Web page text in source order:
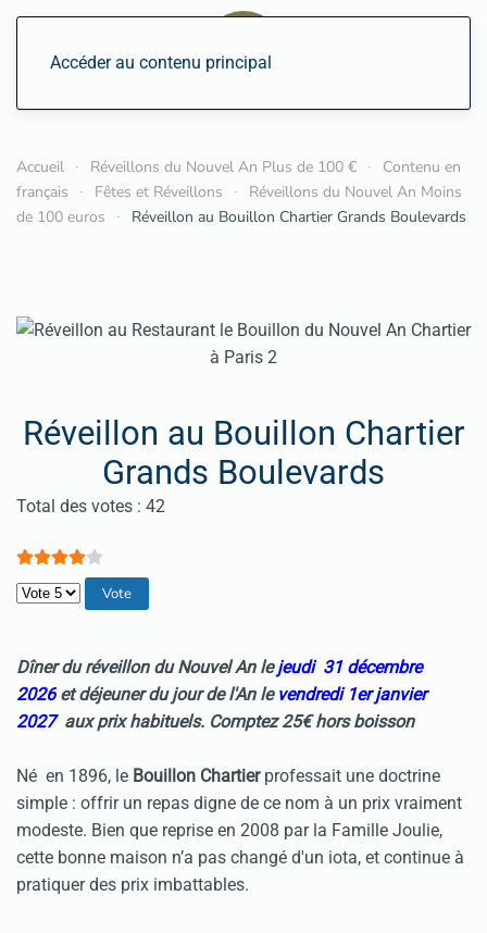
Accéder au contenu principal
Accueil Réveillons du Nouvel An Plus de 100 €
Contenu en
français
Fêtes et Réveillons
Réveillons du Nouvel An Moins
de 100 euros
Réveillon au Bouillon Chartier Grands Boulevards
Réveillon au Bouillon Chartier
Grands Boulevards
Vote utilisateur:4/
Total des votes : 42
Veuillez voter
Dîner duréveillon du Nouvel Anlejeudi 31 décembre
2026 et déjeuner du jour de l'An le vendredi 1er janvier
2027aux prix habituels. Comptez 25€ hors boisson
Né en 1896, le Bouillon Chartierprofessait une doctrine
simple : offrir un repas digne de ce nom à un prix vraiment
modeste. Bien que reprise en 2008 par la Famille Joulie,
cette bonne maison n’a pas changé d'un iota, et continue à
pratiquer des prix imbattables.